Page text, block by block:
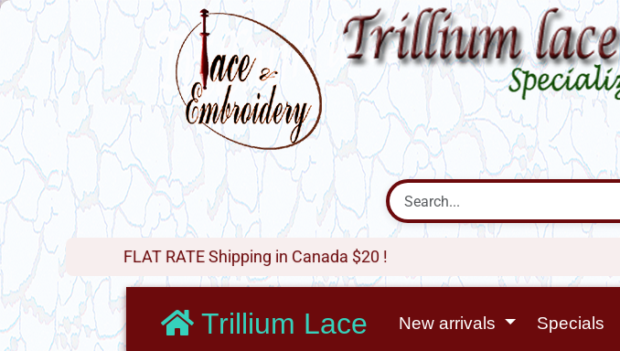
FLAT RATE Shipping in Canada $20 !
Trillium Lace New arrivals Specials